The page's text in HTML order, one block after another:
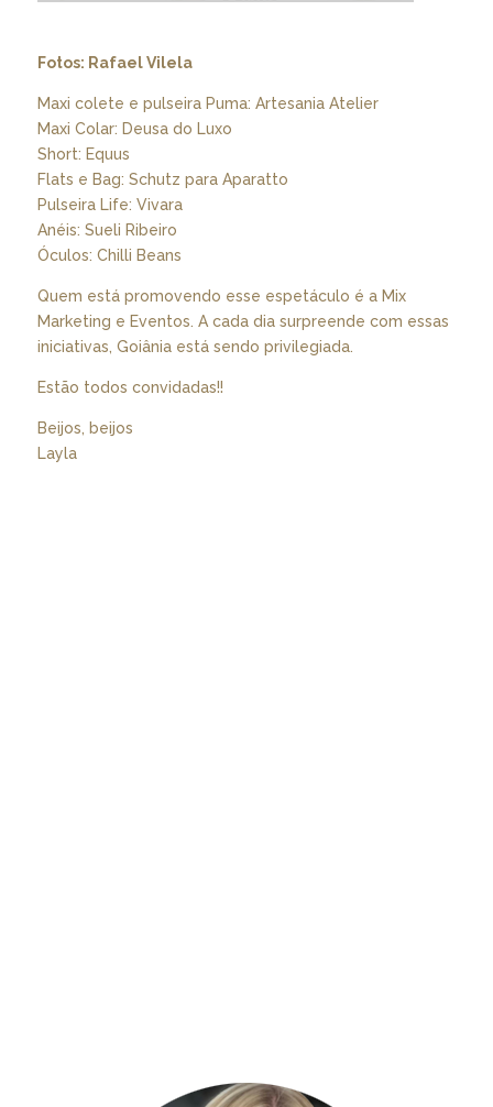
Fotos: Rafael Vilela
Maxi colete e pulseira Puma: Artesania Atelier
Maxi Colar: Deusa do Luxo
Short: Equus
Flats e Bag: Schutz para Aparatto
Pulseira Life: Vivara
Anéis: Sueli Ribeiro
Óculos: Chilli Beans
Quem está promovendo esse espetáculo é a Mix
Marketing e Eventos. A cada dia surpreende com essas
iniciativas, Goiânia está sendo privilegiada.
Estão todos convidadas!!
Beijos, beijos
Layla